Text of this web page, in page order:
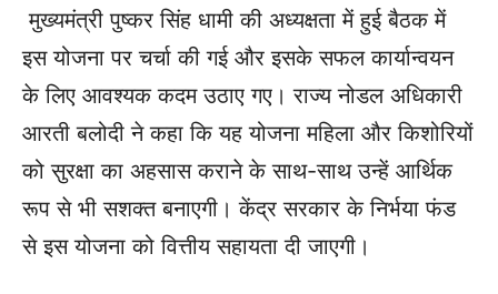
मुख्यमंत्री पुष्कर सिंह धामी की अध्यक्षता में हुई बैठक में
इस योजना पर चर्चा की गई और इसके सफल कार्यान्वयन
के लिए आवश्यक कदम उठाए गए। राज्य नोडल अधिकारी
आरती बलोदी ने कहा कि यह योजना महिला और किशोरियों
को सुरक्षा का अहसास कराने के साथ-साथ उन्हें आर्थिक
रूप से भी सशक्त बनाएगी। केंद्र सरकार के निर्भया फंड
से इस योजना को वित्तीय सहायता दी जाएगी।